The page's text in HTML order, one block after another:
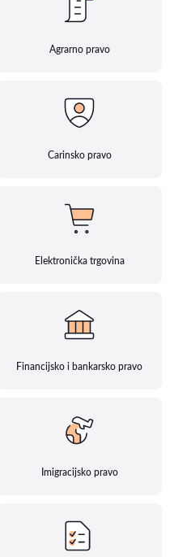
Agrarno pravo
Carinsko pravo
Elektronička trgovina
Financijsko i bankarsko pravo
Imigracijsko pravo